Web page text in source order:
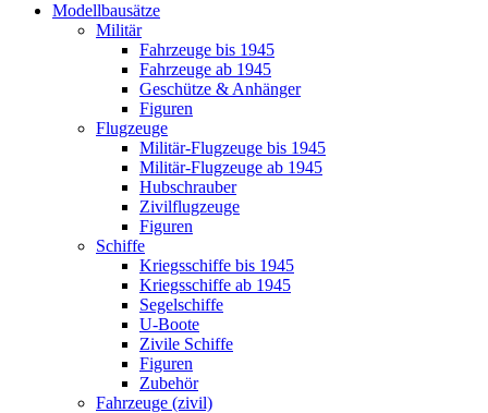
Modellbausätze
Militär
Fahrzeuge bis 1945
Fahrzeuge ab 1945
Geschütze & Anhänger
Figuren
Flugzeuge
Militär-Flugzeuge bis 1945
Militär-Flugzeuge ab 1945
Hubschrauber
Zivilflugzeuge
Figuren
Schiffe
Kriegsschiffe bis 1945
Kriegsschiffe ab 1945
Segelschiffe
U-Boote
Zivile Schiffe
Figuren
Zubehör
Fahrzeuge (zivil)